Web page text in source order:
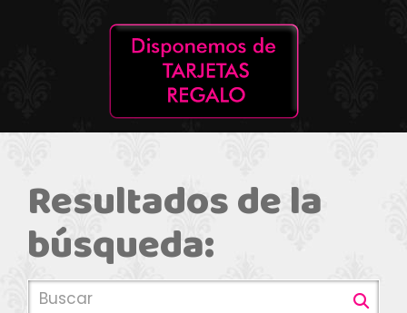
Resultados de la
búsqueda: